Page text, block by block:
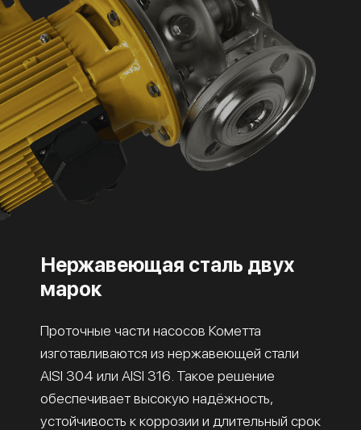
Нержавеющая сталь двух
марок
Проточные части насосов Кометта
изготавливаются из нержавеющей стали
AISI 304 или AISI 316. Такое решение
обеспечивает высокую надёжность,
устойчивость к коррозии и длительный срок